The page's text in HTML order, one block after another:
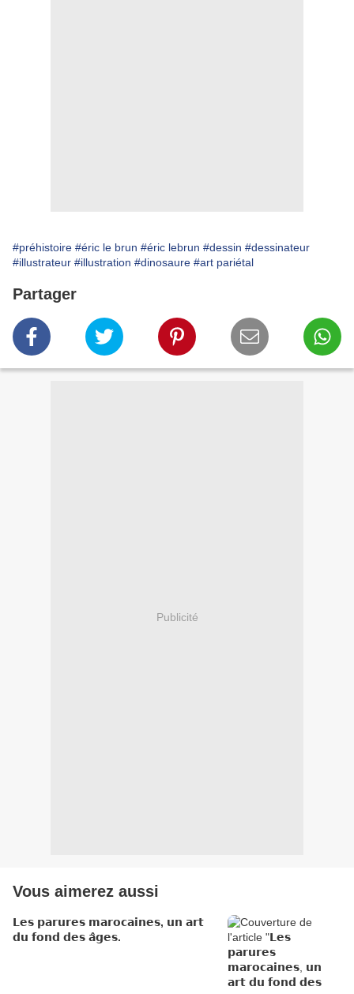
#préhistoire #éric le brun #éric lebrun #dessin #dessinateur
#illustrateur #illustration #dinosaure #art pariétal
Partager
Publicité
Vous aimerez aussi
𝗟𝗲𝘀 𝗽𝗮𝗿𝘂𝗿𝗲𝘀 𝗺𝗮𝗿𝗼𝗰𝗮𝗶𝗻𝗲𝘀, 𝘂𝗻 𝗮𝗿𝘁
𝗱𝘂 𝗳𝗼𝗻𝗱 𝗱𝗲𝘀 𝗮̂𝗴𝗲𝘀.